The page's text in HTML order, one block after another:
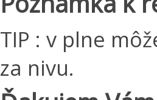
TIP : v plne
za nivu.